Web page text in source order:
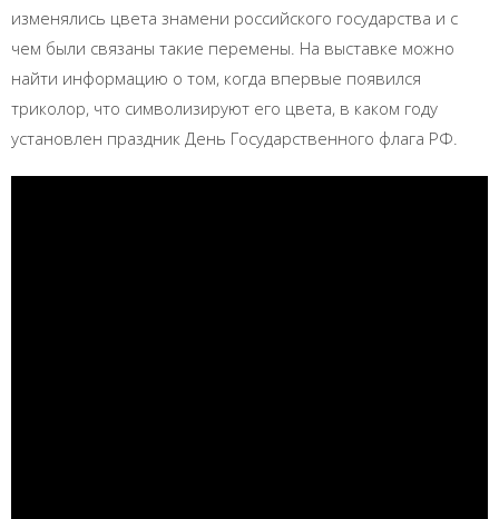
изменялись цвета знамени российского государства и с
чем были связаны такие перемены. На выставке можно
найти информацию о том, когда впервые появился
триколор, что символизируют его цвета, в каком году
установлен праздник День Государственного флага РФ.